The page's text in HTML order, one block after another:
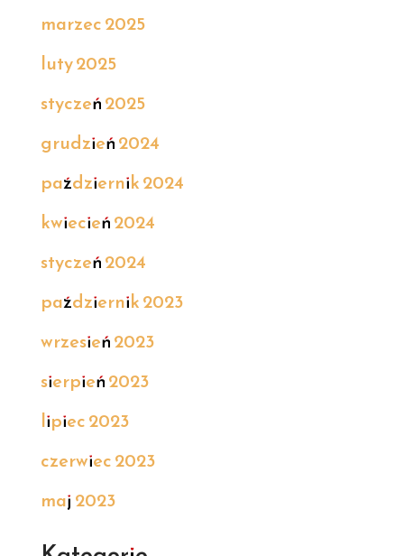
marzec 2025
luty 2025
styczeń 2025
grudzień 2024
październik 2024
kwiecień 2024
styczeń 2024
październik 2023
wrzesień 2023
sierpień 2023
lipiec 2023
czerwiec 2023
maj 2023